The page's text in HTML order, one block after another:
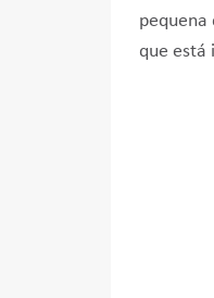
pequena
que está